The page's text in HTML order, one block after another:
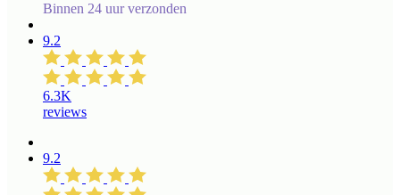
Binnen 24 uur verzonden
9.2
6.3K
reviews
9.2